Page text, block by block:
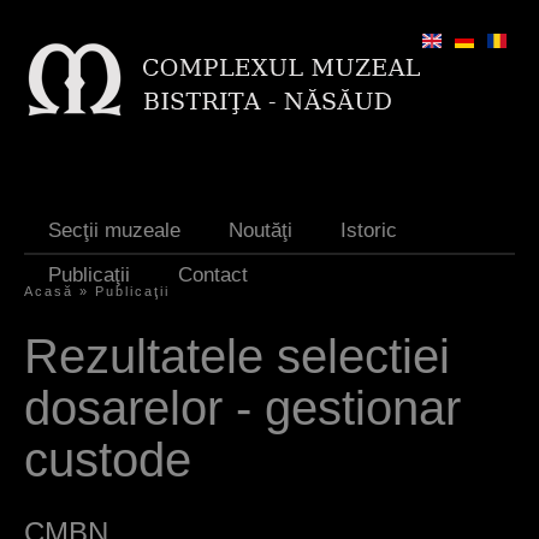
Secţii muzeale Noutăţi
Istoric
Publicaţii
Contact
o
u
a
r
e
Acasă » Publicaţii
Rezultatele selectiei
dosarelor - gestionar
custode
CMBN